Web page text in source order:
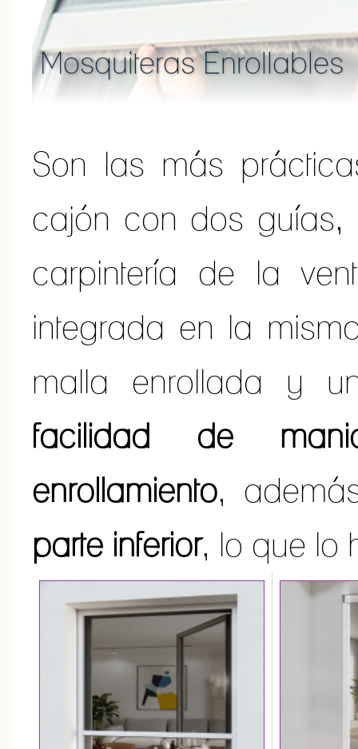
Mosquiteras Enrollables
Son las más
cajón con dos
carpintería de la
integrada en la
malla enrollada y
facilidad de
enrollamiento,
parte inferior, lo que lo